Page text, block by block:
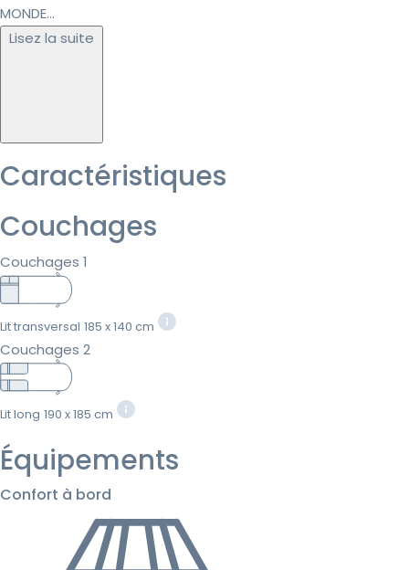
MONDE...
Lisez la suite
Caractéristiques
Couchages
Couchages 1
Lit transversal 185 x 140 cm
Couchages 2
Lit long 190 x 185 cm
Équipements
Confort à bord